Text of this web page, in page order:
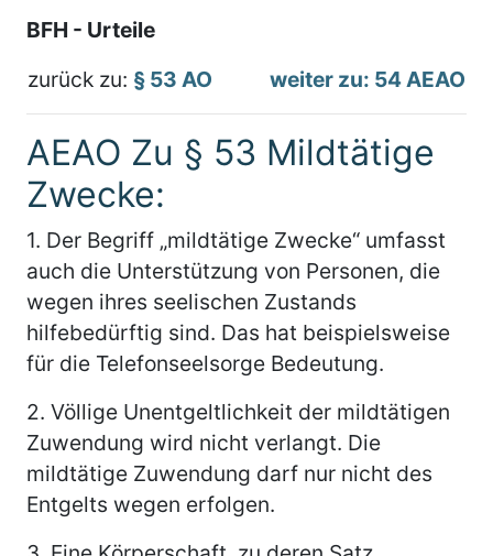
BFH - Urteile
zurück zu: § 53 AO weiter zu: 54 AEAO
AEAO Zu § 53 Mildtätige
Zwecke:
1. Der Begriff „mildtätige Zwecke“ umfasst
auch die Unterstützung von Personen, die
wegen ihres seelischen Zustands
hilfebedürftig sind. Das hat beispielsweise
für die Telefonseelsorge Bedeutung.
2. Völlige Unentgeltlichkeit der mildtätigen
Zuwendung wird nicht verlangt. Die
mildtätige Zuwendung darf nur nicht des
Entgelts wegen erfolgen.